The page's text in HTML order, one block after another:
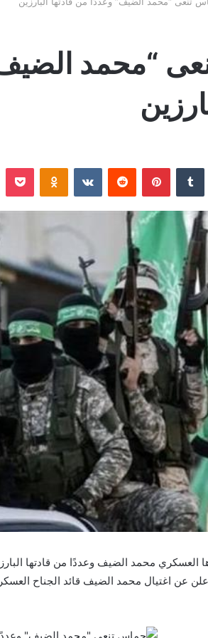
“محمد
بينتيريست
محمد الضيف وعددًا من قادتها
أعلن عن اغتيال محمد الضيف قائد الجناح